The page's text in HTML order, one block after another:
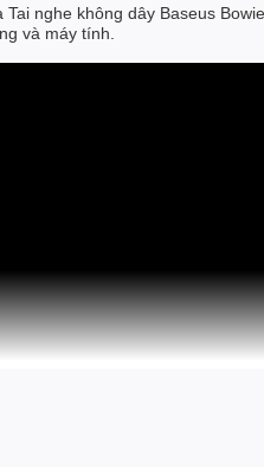
nghe không dây Baseus
và máy tính.